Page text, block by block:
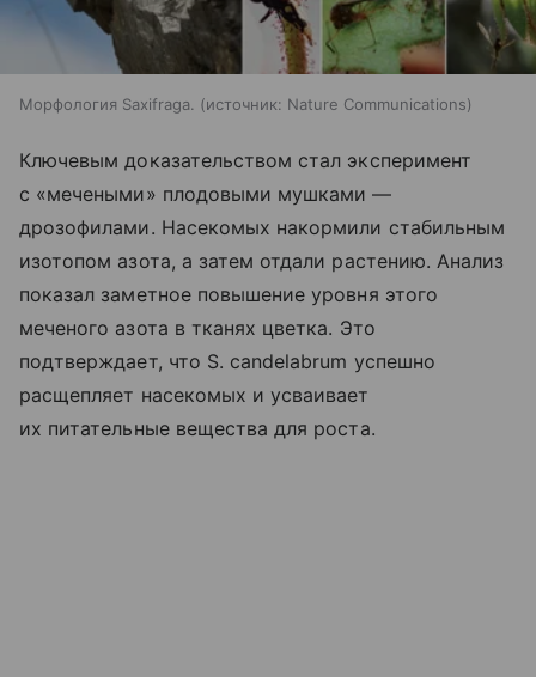
Морфология Saxifraga. источник: Nature Communications
Ключевым доказательством стал эксперимент
с «мечеными» плодовыми мушками —
дрозофилами. Насекомых накормили стабильным
изотопом азота, а затем отдали растению. Анализ
показал заметное повышение уровня этого
меченого азота в тканях цветка. Это
подтверждает, что S. candelabrum успешно
расщепляет насекомых и усваивает
их питательные вещества для роста.